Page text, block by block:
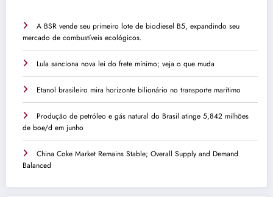
A BSR vende seu primeiro lote de biodiesel B5, expandindo seu
mercado de combustíveis ecológicos.
Lula sanciona nova lei do frete mínimo; veja o que muda
Etanol brasileiro mira horizonte bilionário no transporte marítimo
Produção de petróleo e gás natural do Brasil atinge 5,842 milhões
de boe/d em junho
China Coke Market Remains Stable; Overall Supply and Demand
Balanced